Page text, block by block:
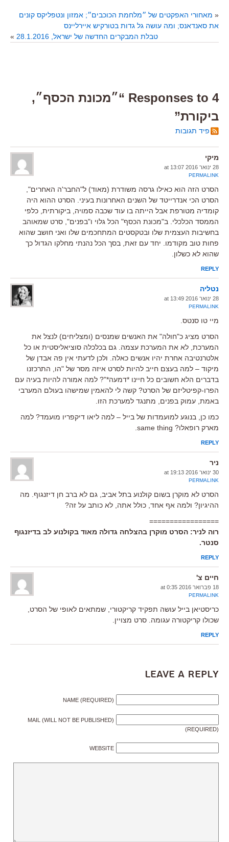
« מאחורי האפקטים של ״מלחמת הכוכבים״; אמזון ונטפליקס קונים
את סאנדאנס; ומה עושה גל גדות בטורקיש איירליינס
טבלת המבקרים החדשה של ישראל, 28.1.2016
»
4 Responses to “״מכונת הכסף״,
ביקורת”
פיד תגובות
מיקי
28 ינואר 2016 at 13:07
PERMALINK
הסרט הזה הוא כאילו גרסה משודרת (מאוד) ל"החבר'ה האחרים",
הסרט הכי אנדרייטד של השנים האחרונות בעיני. הסרט ההוא היה
קומדיה מטורפת אבל הייתה בו עוד שכבה סמויה, ביקורתית, כלפי
הממסד הכלכלי. ב"מכונת הכסף" הכל גלוי ו"בפנים", סרט שמאוהב
בחשיבות העצמית שלו ובטקסטים המתחכמים שלו ואני חושב שהוא
פחות טוב מקודמו. יחד עם זאת, בסך הכל נהנתי מחלקו הגדול כך
שהוא לא כשלון.
REPLY
נטליה
28 ינואר 2016 at 13:49
PERMALINK
מיי טו סנטס.
הסרט מציג כ"חולה" את האנשים שמנסים (ומצליחים) לנצל את
המערכת, לא את המערכת עצמה. גם בכלכלה סוציאליסטית או כל
אלטרנטיבה אחרת יהיו אנשים כאלה. ולכן לדעתי אין פה אבדן של
מיקוד – למה בעצם חייב להיות לסרט איזה מסר של "הו, התרכזנו
בדברים הלא חשובים כל חיינו *דמעה*"? למה אמורה להיות בעיה עם
הפרו-קפיטליזם של הסרט? קשה לי להאמין שמישהו בעולם המערבי
באמת, עמוק בפנים, מתנגד למערכת הזו.
כמו כן, בנוגע למועמדות של בייל – למה ליאו דיקפריו מועמד? למה
מארק רופאלו? same thing.
REPLY
ניר
30 ינואר 2016 at 19:13
PERMALINK
הסרט לא מוקרן בשום קולנוע בתל אביב, גם לא ברב חן דיזנגוף. מה
ההיגיון? ולמה אף אחד, כולל אתה, לא כותב על זה?
=================
רוה לניר: הסרט מוקרן בהצלחה גדולה מאוד בקולנוע לב בדיזנגוף
סנטר.
REPLY
חיים צ'
18 פברואר 2016 at 0:35
PERMALINK
כריסטיאן בייל עושה תפקיד קריקטורי, שמתאים לאופי של הסרט,
שכולו קריקטורה עגומה. סרט מצויין.
REPLY
Leave a Reply
NAME (REQUIRED)
MAIL (WILL NOT BE PUBLISHED)
(REQUIRED)
WEBSITE